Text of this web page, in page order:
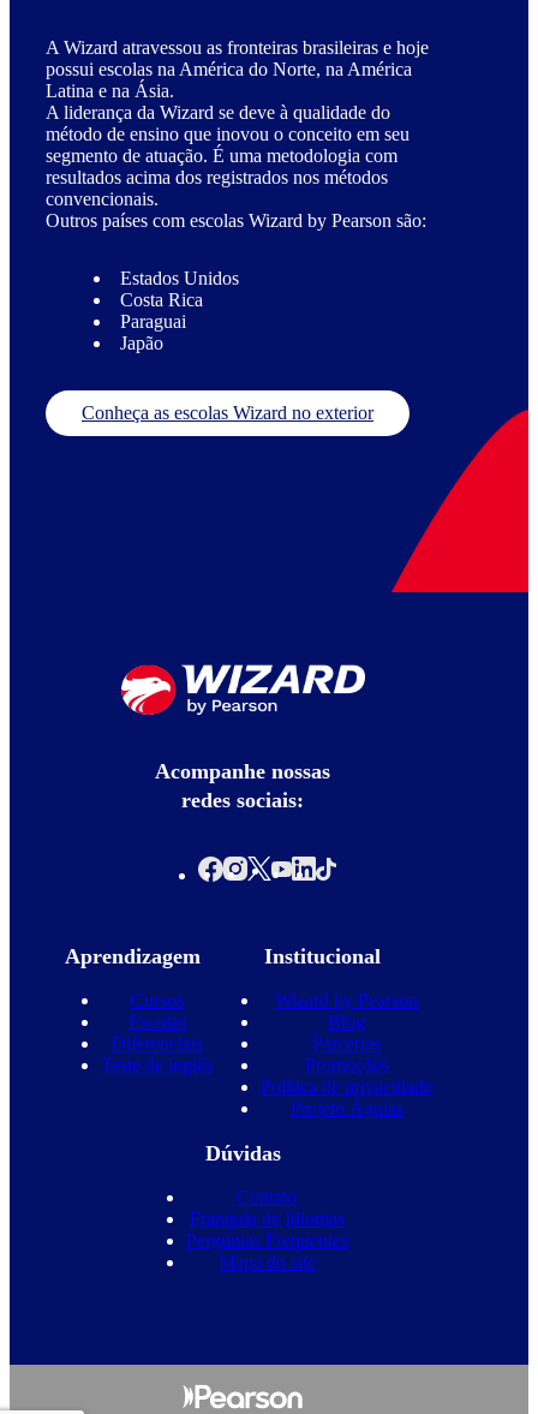
A Wizard atravessou as fronteiras brasileiras e hoje
possui escolas na América do Norte, na América
Latina e na Ásia.
A liderança da Wizard se deve à qualidade do
método de ensino que inovou o conceito em seu
segmento de atuação. É uma metodologia com
resultados acima dos registrados nos métodos
convencionais.
Outros países com escolas Wizard by Pearson são:
Estados Unidos
Costa Rica
Paraguai
Japão
Conheça as escolas Wizard no exterior
Acompanhe nossas
redes sociais:
Aprendizagem
Cursos
Escolas
Diferenciais
Teste de inglês
Institucional
Wizard by Pearson
Blog
Parcerias
Promoções
Política de privacidade
Projeto Águias
Dúvidas
Contato
Franquia de Idiomas
Perguntas Frequentes
Mapa do site